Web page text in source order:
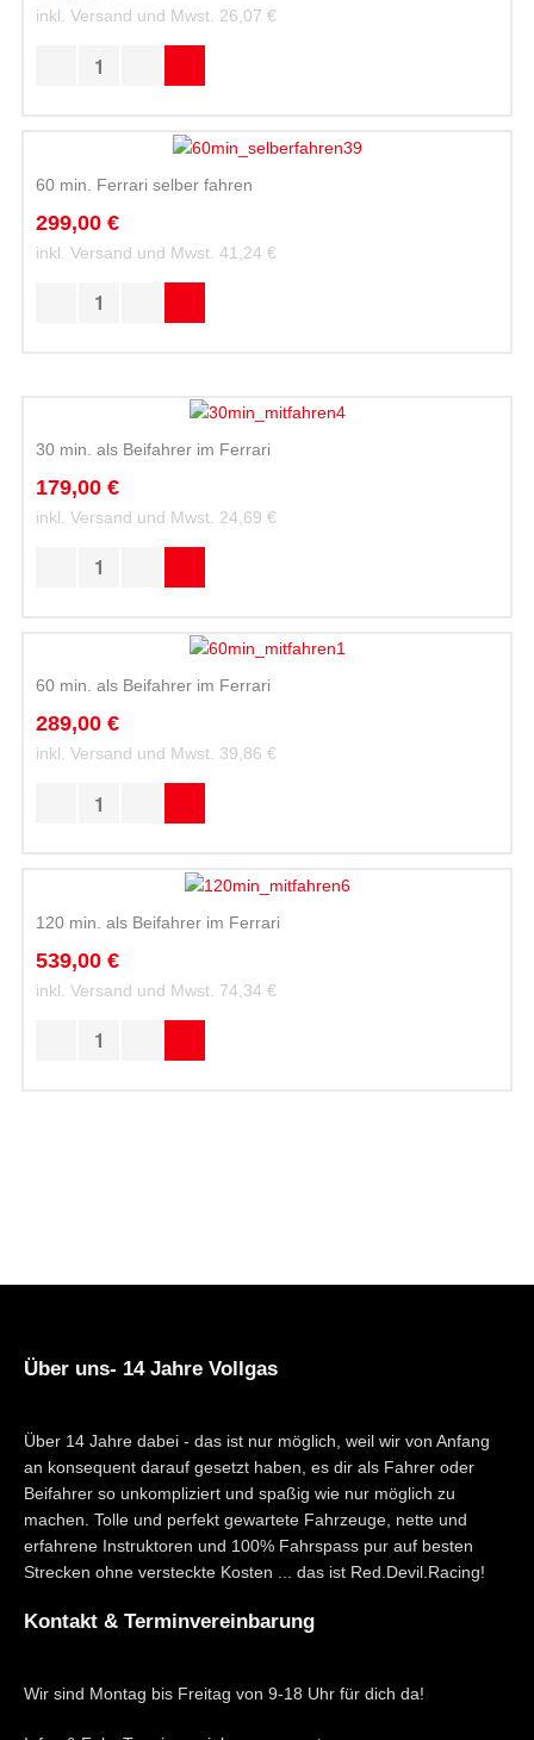
inkl. Versand und Mwst. 26,07 €
60 min. Ferrari selber fahren
299,00 €
inkl. Versand und Mwst. 41,24 €
30 min. als Beifahrer im Ferrari
179,00 €
inkl. Versand und Mwst. 24,69 €
60 min. als Beifahrer im Ferrari
289,00 €
inkl. Versand und Mwst. 39,86 €
120 min. als Beifahrer im Ferrari
539,00 €
inkl. Versand und Mwst. 74,34 €
Über uns- 14 Jahre Vollgas
Über 14 Jahre dabei - das ist nur möglich, weil wir von Anfang
an konsequent darauf gesetzt haben, es dir als Fahrer oder
Beifahrer so unkompliziert und spaßig wie nur möglich zu
machen. Tolle und perfekt gewartete Fahrzeuge, nette und
erfahrene Instruktoren und 100% Fahrspass pur auf besten
Strecken ohne versteckte Kosten ... das ist Red.Devil.Racing!
Kontakt & Terminvereinbarung
Wir sind Montag bis Freitag von 9-18 Uhr für dich da!